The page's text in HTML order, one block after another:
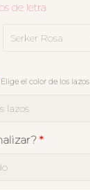
de letra
Elige el color de los lazos
*